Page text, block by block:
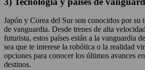
Japón y Corea del Sur son conocidos por su
de vanguardia. Desde trenes de alta
futurista, estos países están a la vanguardia
sea que te interese la robótica o la realidad
opciones para conocer los últimos avances
destinos.